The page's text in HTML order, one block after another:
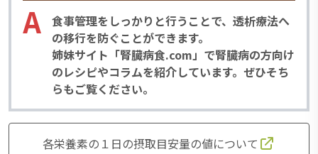
A
食事管理をしっかりと行うことで、透析療法へ
の移行を防ぐことができます。
姉妹サイト「腎臓病食.com」 で腎臓病の方向け
のレシピやコラムを紹介しています。ぜひそち
らもご覧ください。
各栄養素の１日の摂取目安量の値について